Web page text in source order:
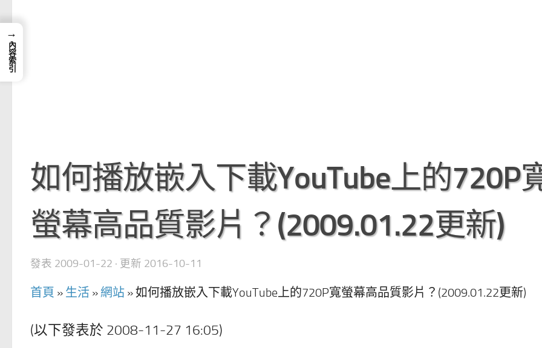
如何播放嵌入下載YouTube上的720P
螢幕高品質影片？(2009.01.22更新)
發表 2009-01-22 · 更新 2016-10-11
首頁 » 生活 » 網站 »如何播放嵌入下載YouTube上的720P寬螢幕高品質影片？(2009.01.22更新)
(以下發表於 2008-11-27 16:05)
→
內容索引